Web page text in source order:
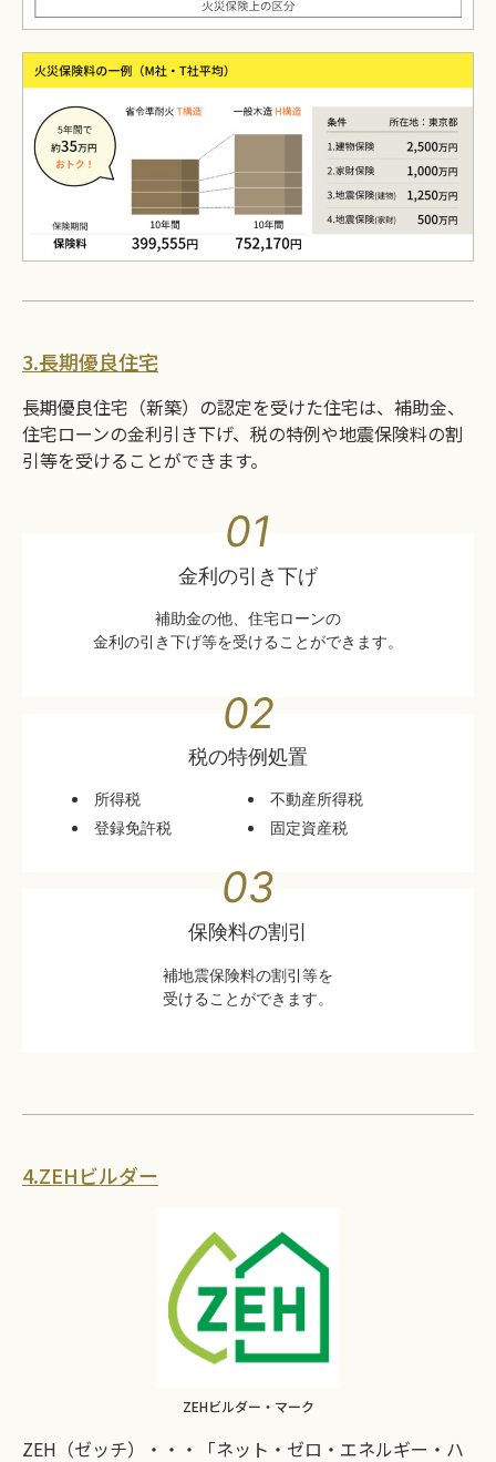
3.長期優良住宅
長期優良住宅（新築）の認定を受けた住宅は、補助金、
住宅ローンの金利引き下げ、税の特例や地震保険料の割
引等を受けることができます。
01
金利の引き下げ
補助金の他、住宅ローンの
金利の引き下げ等を受けることができます。
02
税の特例処置
所得税
不動産所得税
登録免許税
固定資産税
03
保険料の割引
補地震保険料の割引等を
受けることができます。
4.ZEHビルダー
ZEHビルダー・マーク
ZEH（ゼッチ）・・・「ネット・ゼロ・エネルギー・ハ